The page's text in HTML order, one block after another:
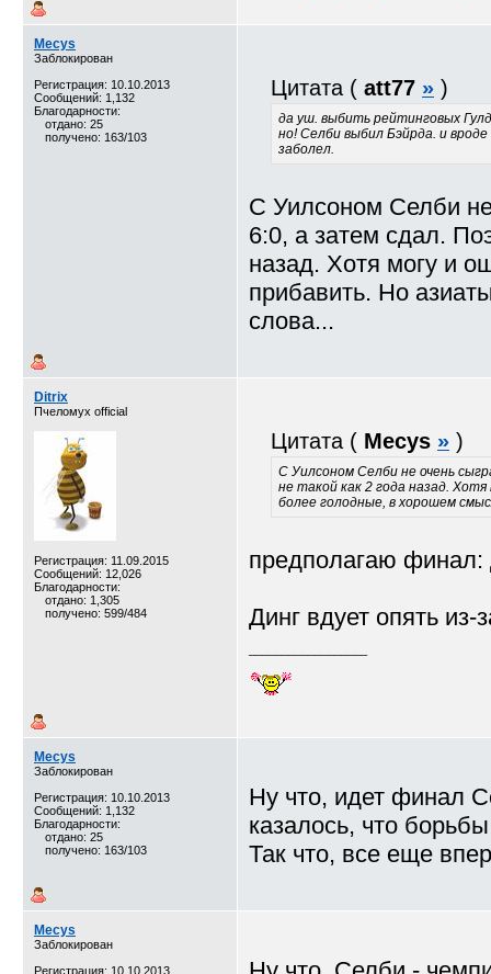
Mecys
Заблокирован
Регистрация: 10.10.2013
Сообщений: 1,132
Благодарности:
отдано: 25
получено: 163/103
Цитата ( att77 » )
да уш. выбить рейтинговых
но! Селби выбил Бэйрда. и
заболел.
С Уилсоном Селби
6:0, а затем сдал.
назад. Хотя могу и
прибавить. Но
слова...
Ditrix
Пчеломух official
Регистрация: 11.09.2015
Сообщений: 12,026
Благодарности:
отдано: 1,305
получено: 599/484
Цитата ( Mecys » )
С Уилсоном Селби не очень
не такой как 2 года назад.
более голодные, в хорошем
предполагаю финал:
Динг вдует опять
Mecys
Заблокирован
Регистрация: 10.10.2013
Сообщений: 1,132
Благодарности:
отдано: 25
получено: 163/103
Ну что, идет финал
казалось, что
Так что, все еще
Mecys
Заблокирован
Регистрация: 10.10.2013